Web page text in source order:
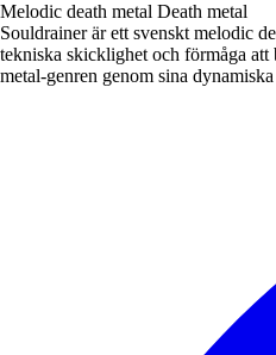
Melodic death metal Death metal
Souldrainer är ett svenskt melodic
tekniska skicklighet och förmåga att
metal-genren genom sina